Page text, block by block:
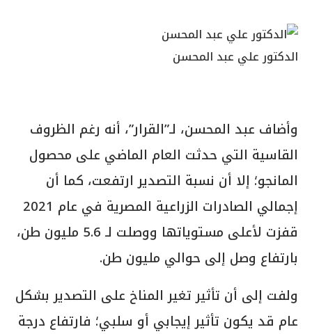
الدكتور علي عبد المحسن
وأضاف عبد المحسن، لـ”القرار”، أنه رغم الظروف
القاسية التي حدثت العام الماضي على محصول
المانجو؛ إلا أن نسبة التصدير ارتفعت، كما أن
إجمالي الصادرات الزراعية المصرية في عام 2021
قفزت لأعلى مستوياتها ووصلت لـ 5.6 مليون طن،
بارتفاع وصل إلى حوالي مليون طن.
ولفت إلى أن تأثير تغير المناخ على التصدير بشكل
عام قد يكون تأثير إيجابي أو سلبي؛ فارتفاع درجة